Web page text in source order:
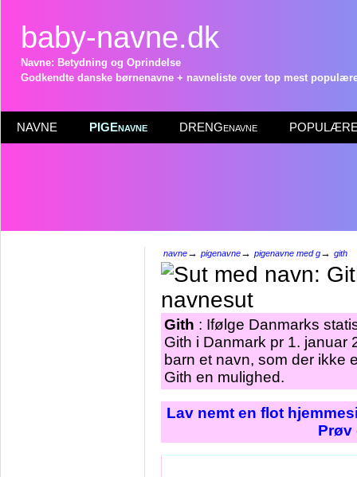
baby-navne.dk
Navne: Betydning og Oprindelse
Godkendte danske børnenavne + navneliste over top mest
NAVNE PIGEnavne DRENGenavne POPULÆRE
navne→ pigenavne→ pigenavne med g→ gith
Gith : Ifølge Danmarks
Gith i Danmark pr 1. januar
barn et navn, som der ikke
Gith en mulighed.
Lav nemt en flot
Prøv